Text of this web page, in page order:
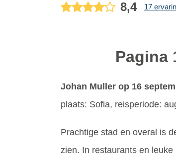
8,4 17
Pagina
Johan Muller op 16
plaats: Sofia, reisperiode:
Prachtige stad en overal is
zien. In restaurants en